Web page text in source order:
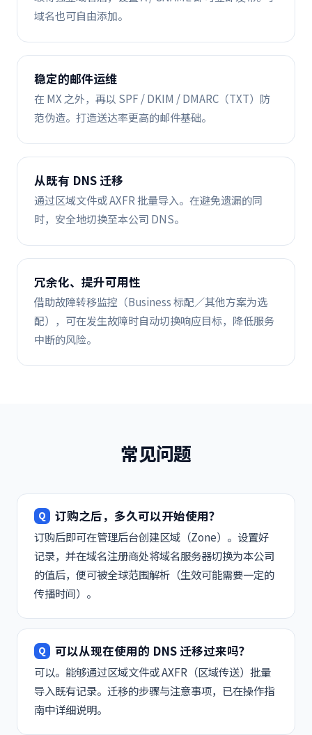
域名也可自由添加。
稳定的邮件运维
在 MX 之外，再以 SPF / DKIM / DMARC（TXT）防
范伪造。打造送达率更高的邮件基础。
从既有 DNS 迁移
通过区域文件或 AXFR 批量导入。在避免遗漏的同
时，安全地切换至本公司 DNS。
冗余化、提升可用性
借助故障转移监控（Business 标配／其他方案为选
配），可在发生故障时自动切换响应目标，降低服务
中断的风险。
常见问题
订购之后，多久可以开始使用？
订购后即可在管理后台创建区域（Zone）。设置好
记录，并在域名注册商处将域名服务器切换为本公司
的值后，便可被全球范围解析（生效可能需要一定的
传播时间）。
可以从现在使用的 DNS 迁移过来吗？
可以。能够通过区域文件或 AXFR（区域传送）批量
导入既有记录。迁移的步骤与注意事项，已在操作指
南中详细说明。